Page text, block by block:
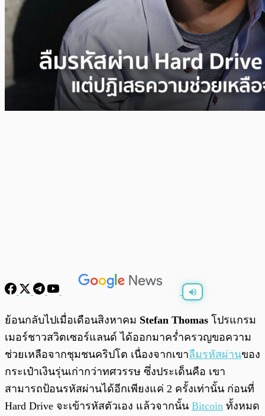
พร้อมเล่น 0:00/
ย้อนกลับไปเมื่อเดือนสิงหาคม Stefan Thomas โปรแกรม
เมอร์ชาวสวิตเซอร์แลนด์ ได้ออกมาคร่ำครวญขอความ
ช่วยเหลือจากชุมชนคริปโต เนื่องจากเขาลืมรหัสผ่านของ
กระเป๋าเงินรุ่นเก่ากว่าทศวรรษ ซึ่งประเด็นคือ เขา
สามารถป้อนรหัสผ่านได้อีกเพียงแค่ 2 ครั้งเท่านั้น ก่อนที่
Hard Drive จะเข้ารหัสตัวเอง แล้วจากนั้น Bitcoin ทั้งหมด